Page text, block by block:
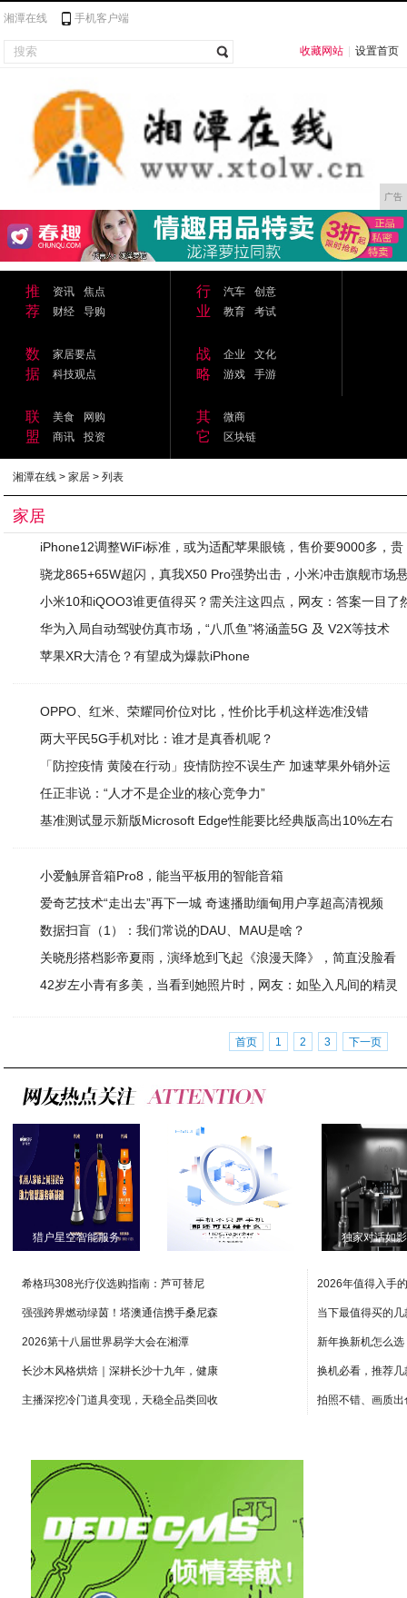
湘潭在线 手机客户端
收藏网站 设置首页
广告
推
荐
资讯
焦点
财经
导购
行
业
汽车
创意
教育
考试
数
据
家居要点
科技观点
战
略
企业
文化
游戏
手游
联
盟
美食
网购
商讯
投资
其
它
微商
区块链
湘潭在线 >家居 > 列表
家居
iPhone12调整WiFi标准，或为适配苹果眼镜，售价要9000多，贵
骁龙865+65W超闪，真我X50 Pro强势出击，小米冲击旗舰市场
小米10和iQOO3谁更值得买？需关注这四点，网友：答案一目了
华为入局自动驾驶仿真市场，“八爪鱼”将涵盖5G 及 V2X等技术
苹果XR大清仓？有望成为爆款iPhone
OPPO、红米、荣耀同价位对比，性价比手机这样选准没错
两大平民5G手机对比：谁才是真香机呢？
「防控疫情 黄陵在行动」疫情防控不误生产 加速苹果外销外运‍
任正非说：“人才不是企业的核心竞争力”
基准测试显示新版Microsoft Edge性能要比经典版高出10%左右
小爱触屏音箱Pro8，能当平板用的智能音箱
爱奇艺技术“走出去”再下一城 奇速播助缅甸用户享超高清视频
数据扫盲（1）：我们常说的DAU、MAU是啥？
关晓彤搭档影帝夏雨，演绎尬到飞起《浪漫天降》，简直没脸看
42岁左小青有多美，当看到她照片时，网友：如坠入凡间的精灵
首页 1 2 3 下一页
猎户星空智能服务 华为EMUI 1 独家对话如
希格玛308光疗仪选购指南：芦可替尼
强强跨界燃动绿茵！塔澳通信携手桑尼森
2026第十八届世界易学大会在湘潭
长沙木风格烘焙｜深耕长沙十九年，健康
主播深挖冷门道具变现，天稳全品类回收
2026年值得入手
当下最值得买的
新年换新机怎么
换机必看，推荐
拍照不错、画质